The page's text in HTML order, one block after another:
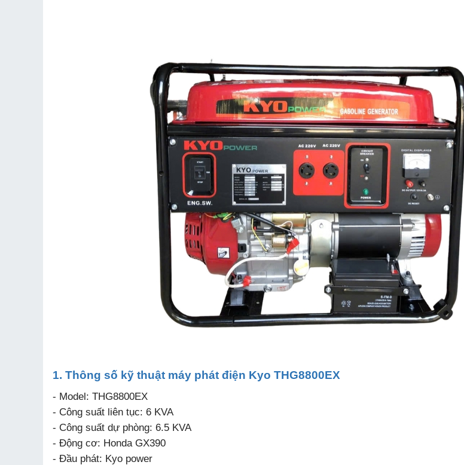
1. Thông số kỹ thuật máy phát điện Kyo THG8800EX
- Model: THG8800EX
- Công suất liên tục: 6 KVA
- Công suất dự phòng: 6.5 KVA
- Động cơ: Honda GX390
- Đầu phát: Kyo power